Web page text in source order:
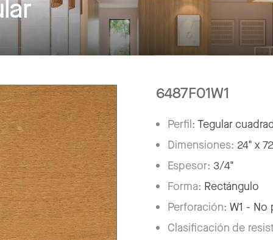
6487F01W1
Perfil:Tegular
Dimensiones: 24" x
Espesor: 3/4"
Forma: Rectángulo
Perforación:W1 - No
Clasificación de